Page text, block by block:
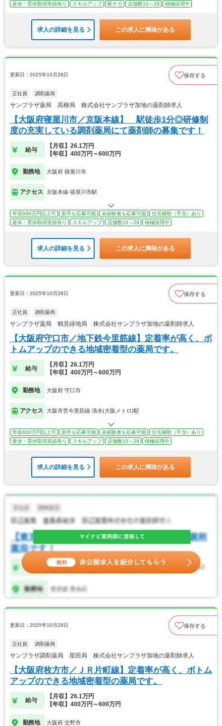
産休・育休取得実績有り
スキルアップ 駅チカ 店舗数10～29 積極採用中
求人の詳細を見る この求人に興味がある
更新日：2025年10月28日 保存する
正社員 調剤薬局
サンプラザ薬局 高柳局 株式会社サンプラザ加地の薬剤師求人
【大阪府寝屋川市／京阪本線】 駅徒歩1分◎研修制
度の充実している調剤薬局にて薬剤師の募集です！
給与
【月収】26.1万円
【年収】400万円～600万円
勤務地 大阪府 寝屋川市
アクセス 京阪本線 寝屋川市駅
年収600万円以上可 新卒も応募可能 未経験者も応募可能
住宅補助（手当）あり
産休・育休取得実績有り
スキルアップ 店舗数10～29 積極採用中
求人の詳細を見る この求人に興味がある
更新日：2025年10月28日 保存する
正社員 調剤薬局
サンプラザ薬局 鶴見緑地局 株式会社サンプラザ加地の薬剤師求人
【大阪府守口市／地下鉄今里筋線】定着率が高く、ボ
トムアップのできる地域密着型の薬局です。
給与
【月収】26.1万円
【年収】400万円～600万円
勤務地 大阪府 守口市
アクセス 大阪市営今里筋線 清水(大阪メトロ)駅
年収600万円以上可 新卒も応募可能 未経験者も応募可能
住宅補助（手当）あり
産休・育休取得実績有り
スキルアップ 店舗数10～29 積極採用中
求人の詳細を見る この求人に興味がある
更新日：2025年10月28日 保存する
正社員 調剤薬局
サンプラザ調剤薬局 星田局 株式会社サンプラザ加地の薬剤師求人
【大阪府枚方市／ＪＲ片町線】定着率が高く、ボトム
アップのできる地域密着型の薬局です。
給与
【月収】26.1万円
【年収】400万円～600万円
勤務地 大阪府 交野市